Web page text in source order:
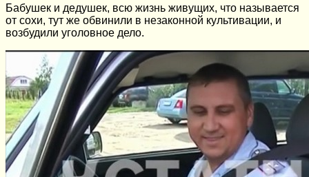
Бабушек и дедушек, всю жизнь живущих, что называется
от сохи, тут же обвинили в незаконной культивации, и
возбудили уголовное дело.